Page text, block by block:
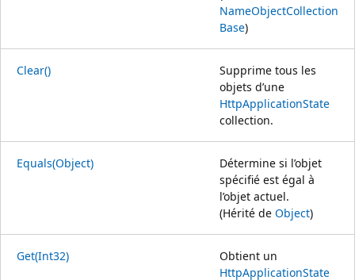
NameObjectCollection
Base)
Clear()
Supprime tous les
objets d’une
HttpApplicationState
collection.
Equals(Object)
Détermine si l’objet
spécifié est égal à
l’objet actuel.
(Hérité de Object)
Get(Int32)
Obtient un
HttpApplicationState